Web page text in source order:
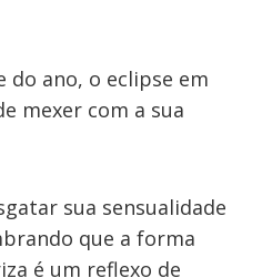
ano, o eclipse em
mexer com a sua
sua sensualidade
que a forma
é um reflexo de